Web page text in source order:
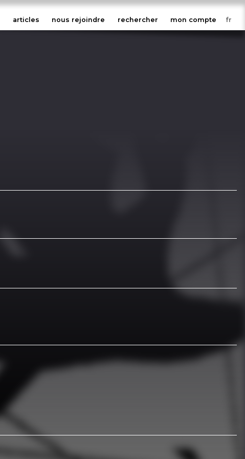
articles nous rejoindre rechercher mon compte